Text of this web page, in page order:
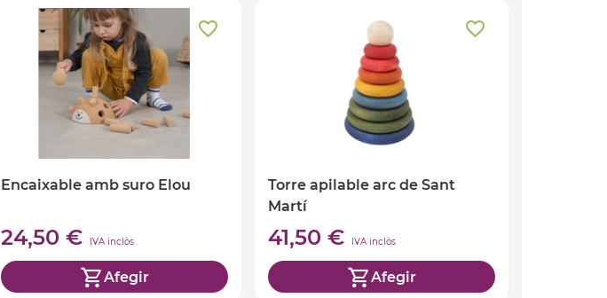
Encaixable amb suro Elou
24,50 € IVA inclòs
Afegir
Torre apilable arc de Sant
Martí
41,50 € IVA inclòs
Afegir